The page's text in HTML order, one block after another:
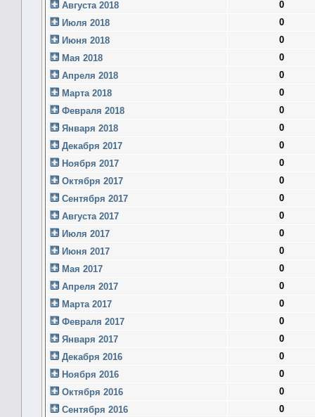
Августа 2018
0
Июля 2018
0
Июня 2018
0
Мая 2018
0
Апреля 2018
0
Марта 2018
0
Февраля 2018
0
Января 2018
0
Декабря 2017
0
Ноября 2017
0
Октября 2017
0
Сентября 2017
0
Августа 2017
0
Июля 2017
0
Июня 2017
0
Мая 2017
0
Апреля 2017
0
Марта 2017
0
Февраля 2017
0
Января 2017
0
Декабря 2016
0
Ноября 2016
0
Октября 2016
0
Сентября 2016
0